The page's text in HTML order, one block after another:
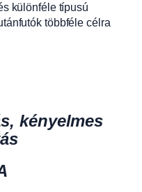
különféle típusú
többféle célra
kényelmes